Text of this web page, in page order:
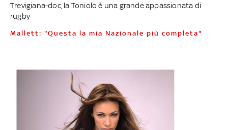
Trevigiana-doc, la Toniolo è una grande appassionata di
rugby
Mallett: "Questa la mia Nazionale più completa"